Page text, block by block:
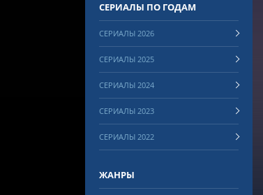
СЕРИАЛЫ ПО ГОДАМ
СЕРИАЛЫ 2026
СЕРИАЛЫ 2025
СЕРИАЛЫ 2024
СЕРИАЛЫ 2023
СЕРИАЛЫ 2022
ЖАНРЫ